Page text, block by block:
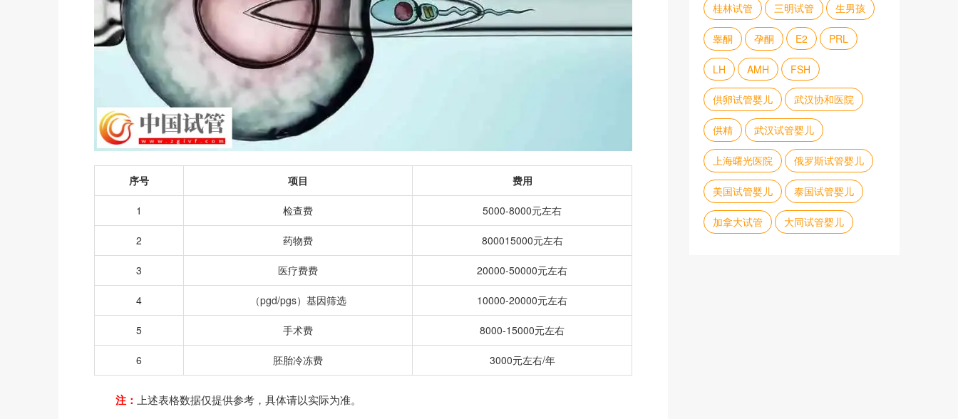
序号 项目 费用
1 检查费 5000-8000元左右
2 药物费 800015000元左右
3 医疗费费 20000-50000元左右
4 （pgd/pgs）基因筛选 10000-20000元左右
5 手术费 8000-15000元左右
6 胚胎冷冻费 3000元左右/年
注： 上述表格数据仅提供参考，具体请以实际为准。
桂林试管 三明试管 生男孩
睾酮 孕酮 E2 PRL
LH AMH FSH
供卵试管婴儿 武汉协和医院
供精 武汉试管婴儿
上海曙光医院 俄罗斯试管婴儿
美国试管婴儿 泰国试管婴儿
加拿大试管 大同试管婴儿